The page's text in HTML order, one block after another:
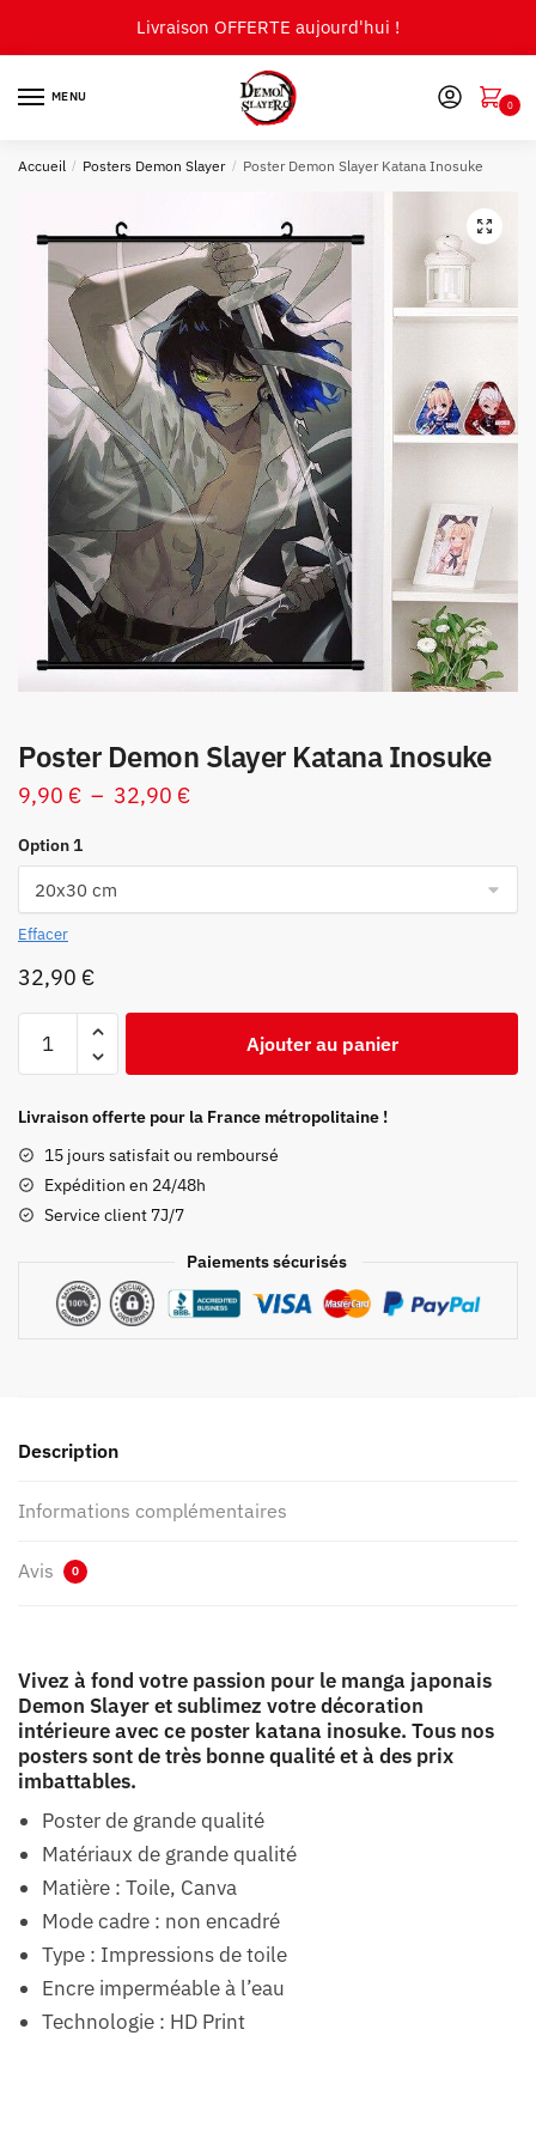
Livraison OFFERTE aujourd'hui !
MENU
0
Accueil / Posters Demon Slayer / Poster Demon Slayer Katana Inosuke
🔍
Poster Demon Slayer Katana Inosuke
9,90 € – 32,90 €Plage
Option 1
Effacer
32,90 €
Demon
Katana
Inosuke
Ajouter au panier
Livraison offerte pour la France métropolitaine !
15 jours satisfait ou remboursé
Expédition en 24/48h
Service client 7J/7
Paiements sécurisés
Description
Informations complémentaires
Avis 0
Vivez à fond votre passion pour le manga japonais
Demon Slayer et sublimez votre décoration
intérieure avec ce poster katana inosuke. Tous nos
posters sont de très bonne qualité et à des prix
imbattables.
Poster de grande qualité
Matériaux de grande qualité
Matière : Toile, Canva
Mode cadre : non encadré
Type : Impressions de toile
Encre imperméable à l’eau
Technologie : HD Print